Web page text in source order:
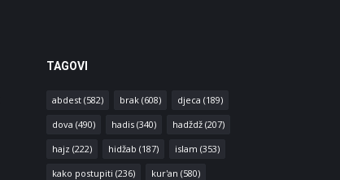
TAGOVI
abdest(582) brak(608) djeca (189)
dova (490) hadis(340) hadždž(207)
hajz (222) hidžab (187) islam (353)
kako postupiti (236) kur'an (580)